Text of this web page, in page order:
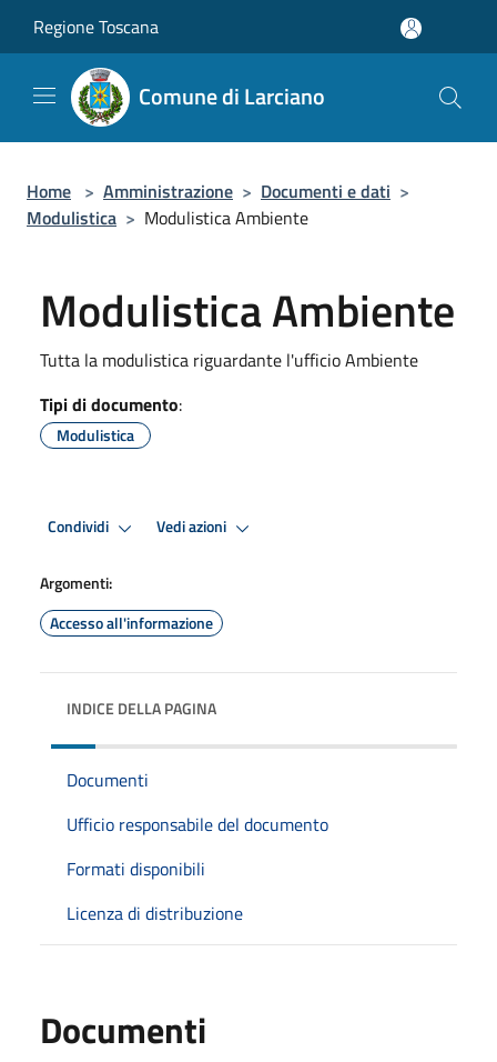
Regione Toscana
Comune di Larciano
Home > Amministrazione > Documenti e dati >
Modulistica > Modulistica Ambiente
Modulistica Ambiente
Tutta la modulistica riguardante l'ufficio Ambiente
Tipi di documento:
Modulistica
Condividi Vedi azioni
Argomenti:
Accesso all'informazione
INDICE DELLA PAGINA
Documenti
Ufficio responsabile del documento
Formati disponibili
Licenza di distribuzione
Documenti